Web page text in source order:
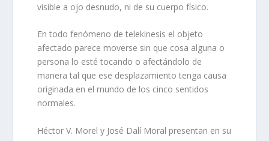
visible a ojo desnudo, ni de su cuerpo físico.
En todo fenómeno de telekinesis el objeto
afectado parece moverse sin que cosa alguna o
persona lo esté tocando o afectándolo de
manera tal que ese desplazamiento tenga causa
originada en el mundo de los cinco sentidos
normales.
Héctor V. Morel y José Dalí Moral presentan en su